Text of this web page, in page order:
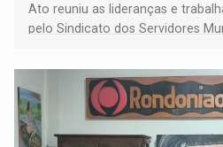
Ato reuniu as lideranças e
pelo Sindicato dos Servidores